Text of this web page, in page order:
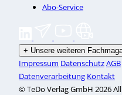
Abo-Service
+ Unsere weiteren
Impressum DatenschutzAGB
Datenverarbeitung Kontakt
© TeDo Verlag GmbH 2026